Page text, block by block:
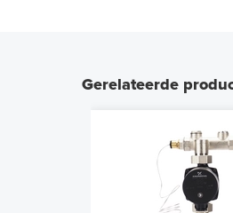
Gerelateerde